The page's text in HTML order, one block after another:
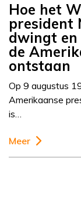
Hoe het
president
dwingt
de
ontstaan
Op 9 augustus
Amerikaanse
is…
Meer